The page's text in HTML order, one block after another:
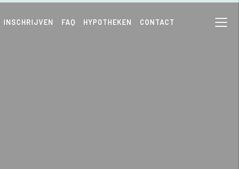
INSCHRIJVEN FAQ HYPOTHEKEN CONTACT